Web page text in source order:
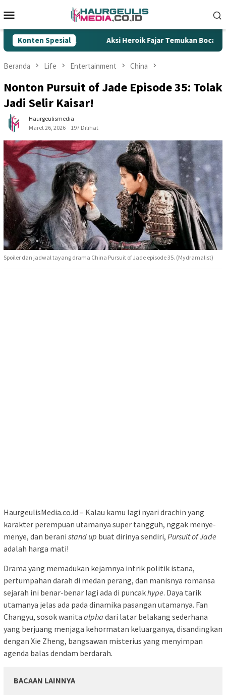
ke
Mobile
Konten Spesial
Ilegal Aksi Heroik Fajar Temukan Bocah
Beranda Life Entertainment China
Nonton Pursuit of Jade Episode 35: Tolak
Jadi Selir Kaisar!
Haurgeulismedia
Maret 26, 2026
197 Dilihat
Spoiler dan jadwal tayang drama China Pursuit of Jade episode 35. (Mydramalist)
HaurgeulisMedia.co.id – Kalau kamu lagi nyari drachin yang
karakter perempuan utamanya super tangguh, nggak menye-
menye, dan berani stand up buat dirinya sendiri, Pursuit of Jade
adalah harga mati!
Drama yang memadukan kejamnya intrik politik istana,
pertumpahan darah di medan perang, dan manisnya romansa
sejarah ini benar-benar lagi ada di puncakhype. Daya tarik
utamanya jelas ada pada dinamika pasangan utamanya. Fan
Changyu, sosok wanita alpha dari latar belakang sederhana
yang berjuang menjaga kehormatan keluarganya, disandingkan
dengan Xie Zheng, bangsawan misterius yang menyimpan
agenda balas dendam berdarah.
BACAAN LAINNYA